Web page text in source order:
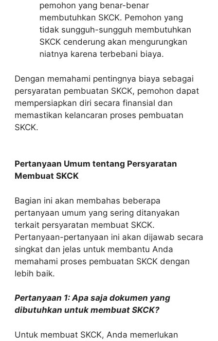
pemohon yang benar-benar
membutuhkan SKCK. Pemohon yang
tidak sungguh-sungguh membutuhkan
SKCK cenderung akan mengurungkan
niatnya karena terbebani biaya.
Dengan memahami pentingnya biaya sebagai
persyaratan pembuatan SKCK, pemohon dapat
mempersiapkan diri secara finansial dan
memastikan kelancaran proses pembuatan
SKCK.
Pertanyaan Umum tentang Persyaratan
Membuat SKCK
Bagian ini akan membahas beberapa
pertanyaan umum yang sering ditanyakan
terkait persyaratan membuat SKCK.
Pertanyaan-pertanyaan ini akan dijawab secara
singkat dan jelas untuk membantu Anda
memahami proses pembuatan SKCK dengan
lebih baik.
Pertanyaan 1: Apa saja dokumen yang
dibutuhkan untuk membuat SKCK?
Untuk membuat SKCK, Anda memerlukan